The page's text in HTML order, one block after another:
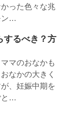
った色々な兆
ン…
するべき？方
マのおなかも
なかの大きく
、妊娠中期を
と…